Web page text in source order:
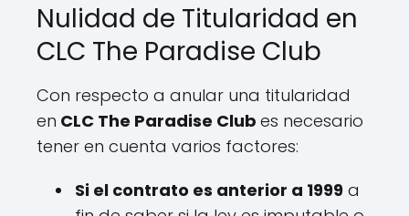
Nulidad de Titularidad en
CLC The Paradise Club
Con respecto a anular una titularidad
en CLC The Paradise Club es necesario
tener en cuenta varios factores:
Si el contrato es anterior a 1999 a